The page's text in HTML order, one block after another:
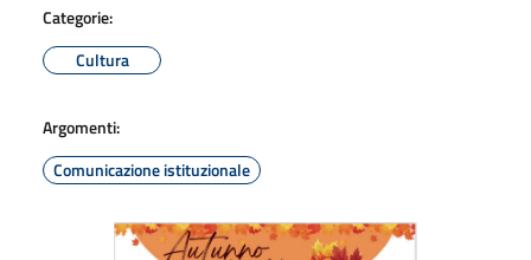
Categorie:
Cultura
Argomenti:
Comunicazione istituzionale